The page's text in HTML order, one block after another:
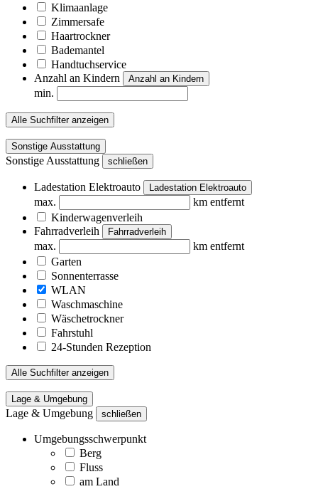
Klimaanlage
Zimmersafe
Haartrockner
Bademantel
Handtuchservice
Anzahl an Kindern
Anzahl an Kindern
min.
Alle Suchfilter anzeigen
Sonstige Ausstattung
Sonstige Ausstattung schließen
Ladestation Elektroauto Ladestation Elektroauto
max.
km entfernt
Kinderwagenverleih
Fahrradverleih
Fahrradverleih
max.
km entfernt
Garten
Sonnenterrasse
WLAN
Waschmaschine
Wäschetrockner
Fahrstuhl
24-Stunden Rezeption
Alle Suchfilter anzeigen
Lage & Umgebung
Lage & Umgebung schließen
Umgebungsschwerpunkt
Berg
Fluss
am Land